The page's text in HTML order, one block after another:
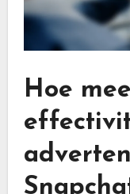
Hoe